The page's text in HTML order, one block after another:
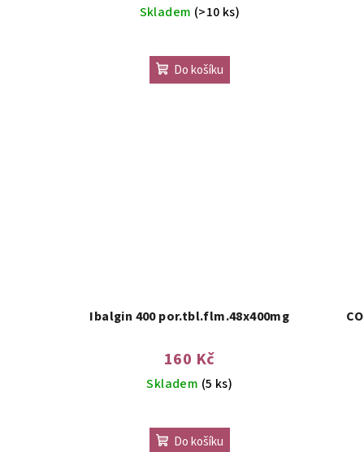
Skladem (>10 ks)
Do košíku
Ibalgin 400 por.tbl.flm.48x400mg
160 Kč
Skladem (5 ks)
Do košíku